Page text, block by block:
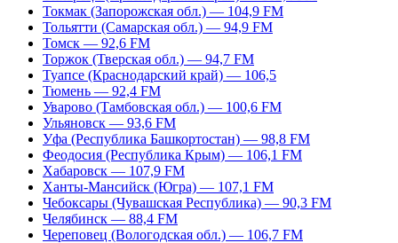
Токмак (Запорожская обл.) — 104,9 FM
Тольятти (Самарская обл.) — 94,9 FM
Томск — 92,6 FM
Торжок (Тверская обл.) — 94,7 FM
Туапсе (Краснодарский край) — 106,5
Тюмень — 92,4 FM
Уварово (Тамбовская обл.) — 100,6 FM
Ульяновск — 93,6 FM
Уфа (Республика Башкортостан) — 98,8 FM
Феодосия (Республика Крым) — 106,1 FM
Хабаровск — 107,9 FM
Ханты-Мансийск (Югра) — 107,1 FM
Чебоксары (Чувашская Республика) — 90,3 FM
Челябинск — 88,4 FM
Череповец (Вологодская обл.) — 106,7 FM